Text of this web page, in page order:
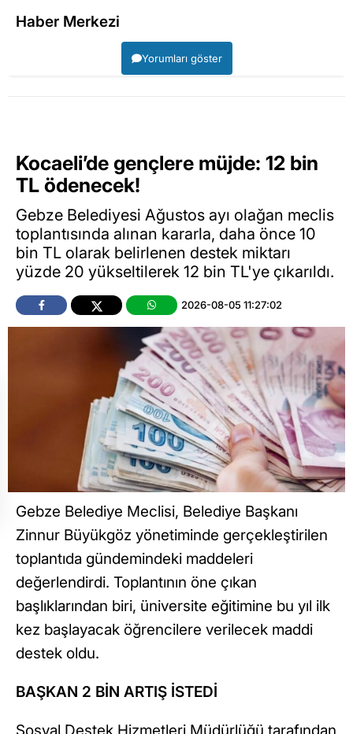
Haber Merkezi
Yorumları göster
Kocaeli’de gençlere müjde: 12 bin
TL ödenecek!
Gebze Belediyesi Ağustos ayı olağan meclis
toplantısında alınan kararla, daha önce 10
bin TL olarak belirlenen destek miktarı
yüzde 20 yükseltilerek 12 bin TL'ye çıkarıldı.
2026-08-05 11:27:02
Gebze Belediye Meclisi, Belediye Başkanı
Zinnur Büyükgöz yönetiminde gerçekleştirilen
toplantıda gündemindeki maddeleri
değerlendirdi. Toplantının öne çıkan
başlıklarından biri, üniversite eğitimine bu yıl ilk
kez başlayacak öğrencilere verilecek maddi
destek oldu.
BAŞKAN 2 BİN ARTIŞ İSTEDİ